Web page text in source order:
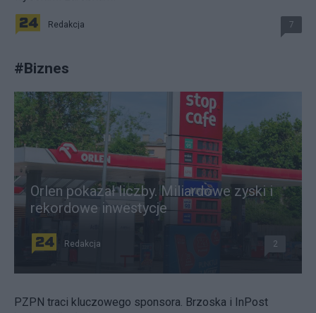
Redakcja 7
#Biznes
Orlen pokazał liczby. Miliardowe zyski i
rekordowe inwestycje
Redakcja 2
PZPN traci kluczowego sponsora. Brzoska i InPost